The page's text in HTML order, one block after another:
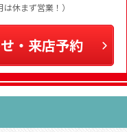
休まず営業！）
・来店予約